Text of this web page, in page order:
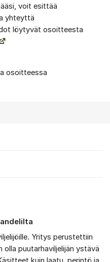
voit esittää
yhteyttä
löytyvät osoitteesta
osoitteessa
Yritys perustettiin
puutarhaviljelijän ystävä